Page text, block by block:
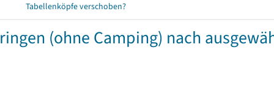
Tabellenköpfe verschoben?
(ohne Camping) nach